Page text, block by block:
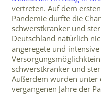
vertreten. Auf dem
Pandemie durfte die
schwerstkranker und
Deutschland natürlich
angeregete und
schwerstkranker und
Außerdem wurden unter
vergangenen Jahre der